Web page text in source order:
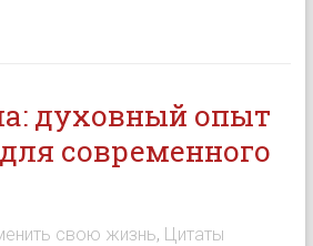
духовный опыт
современного
свою жизнь, Цитаты